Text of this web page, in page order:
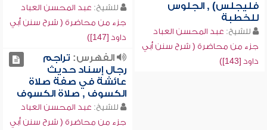
فليجلس) , الجلوس
للخطبة
للشيخ: عبد المحسن العباد
جزء من محاضرة ( شرح سنن أبي
داود [143])
للشيخ: عبد المحسن العباد
جزء من محاضرة ( شرح سنن أبي
داود [147])
الفهرس: تراجم
رجال إسناد حديث
عائشة في صفة صلاة
الكسوف , صلاة الكسوف
للشيخ: عبد المحسن العباد
جزء من محاضرة ( شرح سنن أبي